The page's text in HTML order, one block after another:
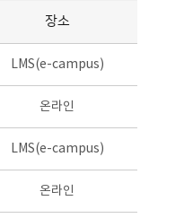
장소
LMS(e-campus)
온라인
LMS(e-campus)
온라인